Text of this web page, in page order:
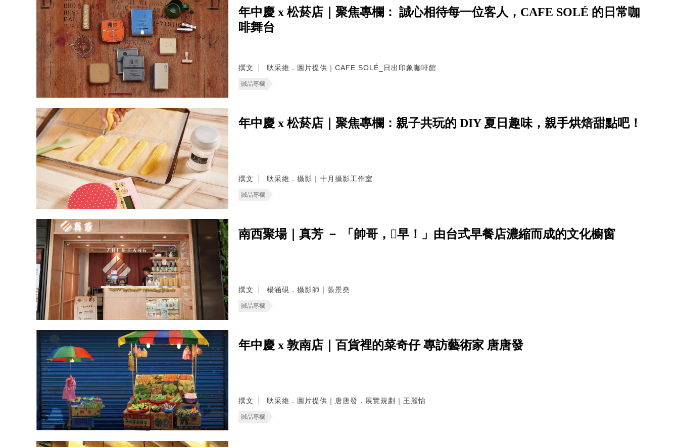
年中慶 x 松菸店｜聚焦專欄： 誠心相待每一位客人，CAFE SOLÉ 的日常咖
啡舞台
撰文 耿采維．圖片提供｜CAFE SOLÉ_日出印象咖啡館
誠品專欄
年中慶 x 松菸店｜聚焦專欄：親子共玩的 DIY 夏日趣味，親手烘焙甜點吧！
撰文 耿采維．攝影｜十月攝影工作室
誠品專欄
南西聚場｜真芳 － 「帥哥，𠢕早！」由台式早餐店濃縮而成的文化櫥窗
撰文 楊涵硯．攝影師｜張景堯
誠品專欄
年中慶 x 敦南店｜百貨裡的菜奇仔 專訪藝術家 唐唐發
撰文 耿采維．圖片提供｜唐唐發．展覽規劃｜王麗怡
誠品專欄